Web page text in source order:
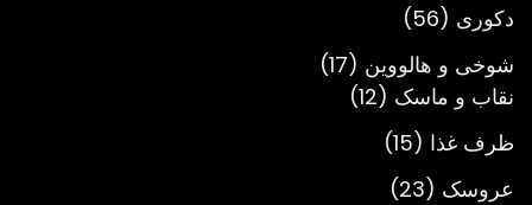
دکوری 56
56
محصول
شوخی و هالووین 17
17
نقاب و ماسک 12
12
ظرف غذا 15
15
محصول
عروسک 23
23